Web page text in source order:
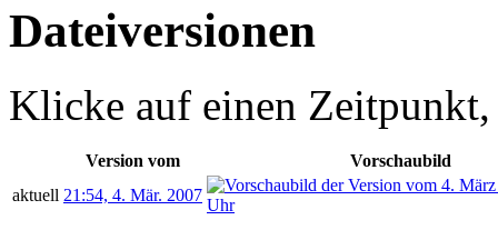
Dateiversionen
Klicke auf einen Zeitpunkt,
Version vom
Vorschaubild
aktuell 21:54, 4. Mär. 2007